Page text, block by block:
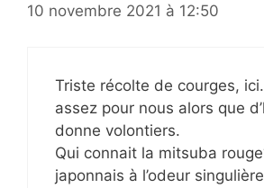
10 novembre 2021 à 12:50
Triste récolte de courges,
assez pour nous alors que
donne volontiers.
Qui connait la mitsuba
japonnais à l’odeur